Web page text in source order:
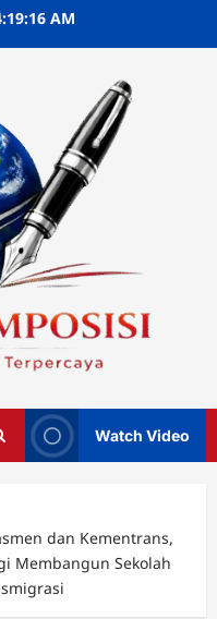
AM
Watch Video
dan Kementrans,
Membangun Sekolah